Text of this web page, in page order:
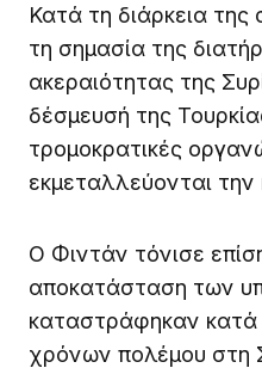
Κατά τη διάρκεια της
τη σημασία της
ακεραιότητας της
δέσμευσή της
τρομοκρατικές
εκμεταλλεύονται
Ο Φιντάν τόνισε
αποκατάσταση των
καταστράφηκαν κατά
χρόνων πολέμου στη